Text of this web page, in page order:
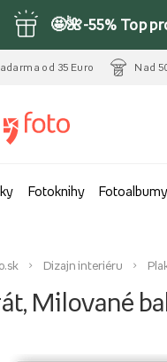
🤩🌺-55% Top
od 35 Euro Nad
Fotoknihy Fotoalbumy
Dizajn interiéru
Milované